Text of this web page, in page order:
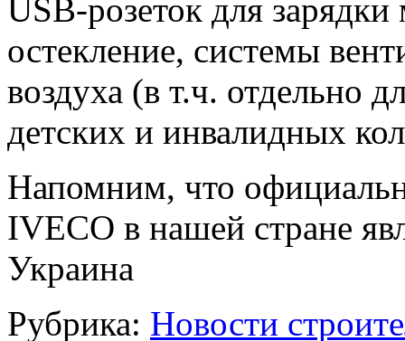
USB-розеток для
остекление, системы
воздуха (в т.ч. отдельно
детских и инвалидных
Напомним, что
IVECO в нашей стране
Украина
Рубрика: Новости